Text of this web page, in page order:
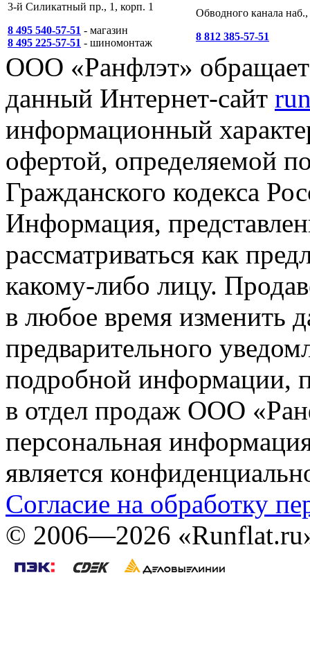
3-й Силикатный пр., 1, корп. 1
8 495 540-57-51 - магазин
8 495 225-57-51 - шиномонтаж
Обводного канала
8 812 385-57-51
ООО «Ранфлэт»
данный Интернет-сайт
информационный
офертой, определяемой
Гражданского кодекса
Информация,
рассматриваться как
какому-либо лицу.
в любое время изменить
предварительного
подробной информации,
в отдел продаж ООО
персональная
является
Согласие на обработку
© 2006—2026